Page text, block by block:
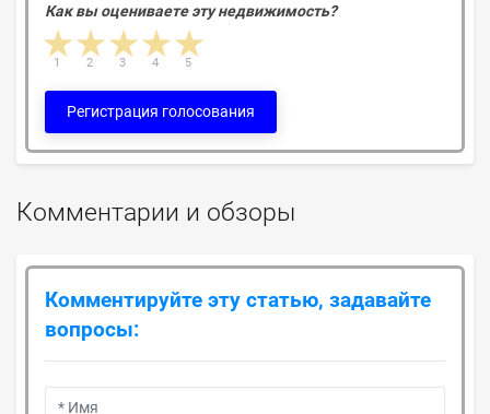
Как вы оцениваете эту недвижимость?
4 stars
3 stars
2 stars
1 star 5
4
3
2
1
Регистрация голосования
Комментарии и обзоры
Комментируйте эту статью, задавайте
вопросы: